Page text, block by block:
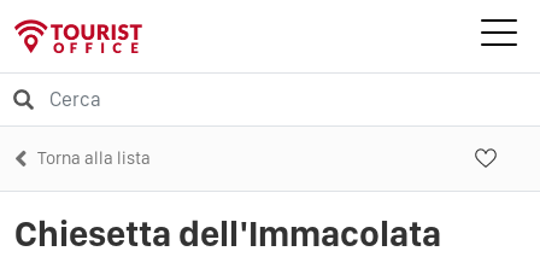
Torna alla lista
Chiesetta dell'Immacolata